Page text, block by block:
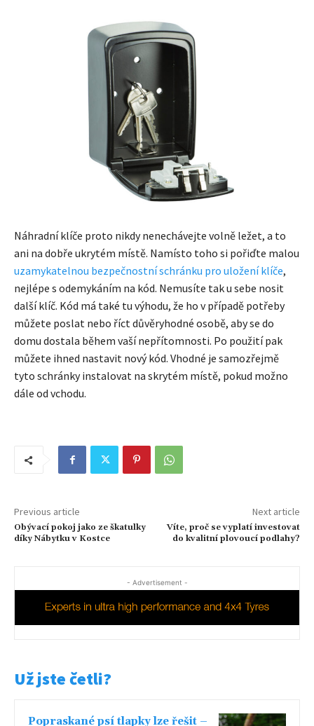
Náhradní klíče proto nikdy nenechávejte volně ležet, a to
ani na dobře ukrytém místě. Namísto toho si pořiďte malou
uzamykatelnou bezpečnostní schránku pro uložení klíče,
nejlépe s odemykáním na kód. Nemusíte tak u sebe nosit
další klíč. Kód má také tu výhodu, že ho v případě potřeby
můžete poslat nebo říct důvěryhodné osobě, aby se do
domu dostala během vaší nepřítomnosti. Po použití pak
můžete ihned nastavit nový kód. Vhodné je samozřejmě
tyto schránky instalovat na skrytém místě, pokud možno
dále od vchodu.
Previous article
Obývací pokoj jako ze škatulky
díky Nábytku v Kostce
Next article
Víte, proč se vyplatí investovat
do kvalitní plovoucí podlahy?
- Advertisement -
Už jste četli?
Popraskané psí tlapky lze řešit –